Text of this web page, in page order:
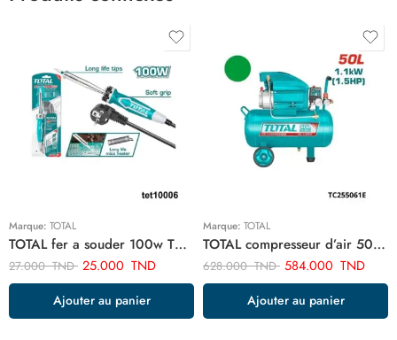
Marque: TOTAL
TOTAL fer a souder 100w TET10006
27.000TND 25.000 TND
Ajouter au panier
Marque: TOTAL
TOTAL compresseur d’air 50 litre TC255061E
628.000TND 584.000 TND
Ajouter au panier